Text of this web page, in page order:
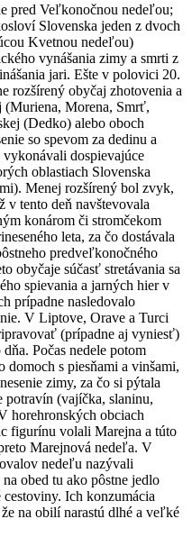
pred Veľkonočnou nedeľou;
Slovenska jeden z dvoch
Kvetnou nedeľou)
vynášania zimy a smrti z
jari. Ešte v polovici 20.
rozšírený obyčaj zhotovenia a
(Muriena, Morena, Smrť,
(Dedko) alebo oboch
so spevom za dedinu a
dospievajúce
oblastiach Slovenska
Menej rozšírený bol zvyk,
v tento deň navštevovala
konárom či stromčekom
leta, za čo dostávala
predveľkonočného
obyčaje súčasť stretávania sa
spievania a jarných hier v
prípadne nasledovalo
V Liptove, Orave a Turci
(prípadne aj vyniesť)
Počas nedele potom
domoch s piesňami a vinšami,
zimy, za čo si pýtala
potravín (vajíčka, slaninu,
horehronských obciach
figurínu volali Marejna a túto
Marejnová nedeľa. V
nedeľu nazývali
obed tu ako pôstne jedlo
Ich konzumácia
na obilí narastú dlhé a veľké